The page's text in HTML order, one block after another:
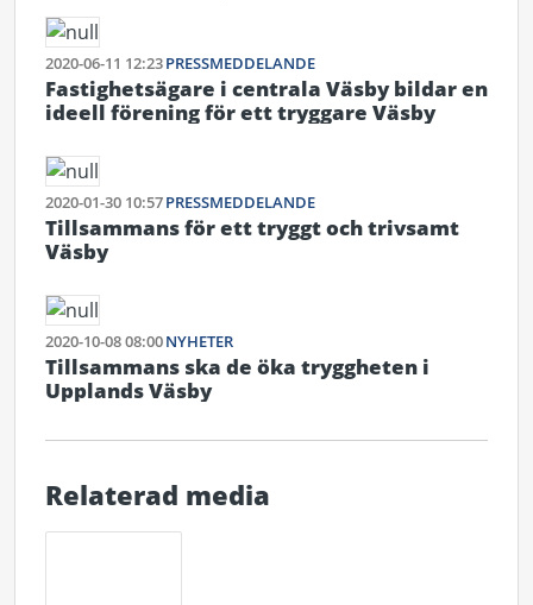
2020-06-11 12:23PRESSMEDDELANDE
Fastighetsägare i centrala Väsby bildar en
ideell förening för ett tryggare Väsby
2020-01-30 10:57PRESSMEDDELANDE
Tillsammans för ett tryggt och trivsamt
Väsby
2020-10-08 08:00NYHETER
Tillsammans ska de öka tryggheten i
Upplands Väsby
Relaterad media